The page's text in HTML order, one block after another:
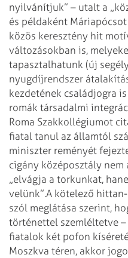
nyilvánítjuk” – utalt a
és példaként
közös keresztény hit
változásokban is,
tapasztalhatunk (új
nyugdíjrendszer
kezdetének családjogra
romák társadalmi
Roma Szakkollégiumot
fiatal tanul az államtól
miniszter reményét
cigány középosztály nem
„elvágja a torkunkat,
velünk”.A kötelező
szól meglátása szerint,
történettel szemléltetve
fiatalok két pofon
Moszkva téren, akkor